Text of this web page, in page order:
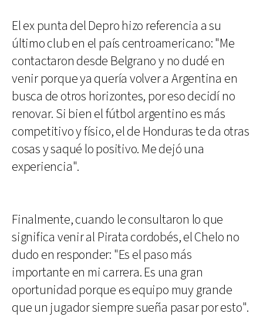
El ex punta del Depro hizo referencia a su
último club en el país centroamericano: "Me
contactaron desde Belgrano y no dudé en
venir porque ya quería volver a Argentina en
busca de otros horizontes, por eso decidí no
renovar. Si bien el fútbol argentino es más
competitivo y físico, el de Honduras te da otras
cosas y saqué lo positivo. Me dejó una
experiencia".
Finalmente, cuando le consultaron lo que
significa venir al Pirata cordobés, el Chelo no
dudo en responder: "Es el paso más
importante en mi carrera. Es una gran
oportunidad porque es equipo muy grande
que un jugador siempre sueña pasar por esto".